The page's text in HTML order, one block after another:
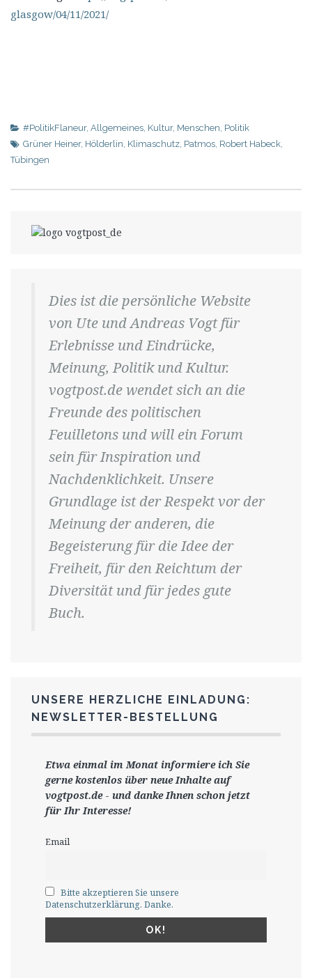
glasgow/04/11/2021/
#PolitikFlaneur, Allgemeines Kultur, Menschen Politik
Grüner Heiner, Hölderlin Klimaschutz Patmos Robert Habeck
Tübingen
Dies ist die persönliche Website
von Ute und Andreas Vogt für
Erlebnisse und Eindrücke,
Meinung, Politik und Kultur.
vogtpost.de wendet sich an die
Freunde des politischen
Feuilletons und will ein Forum
sein für Inspiration und
Nachdenklichkeit. Unsere
Grundlage ist der Respekt vor der
Meinung der anderen, die
Begeisterung für die Idee der
Freiheit, für den Reichtum der
Diversität und für jedes gute
Buch.
UNSERE HERZLICHE EINLADUNG:
NEWSLETTER-BESTELLUNG
Etwa einmal im Monat informiere ich Sie
gernekostenlos über neue Inhalte auf
vogtpost.de- und danke Ihnen schon jetzt
für Ihr Interesse!
Email
Bitte akzeptieren Sie unsere
Datenschutzerklärung. Danke.